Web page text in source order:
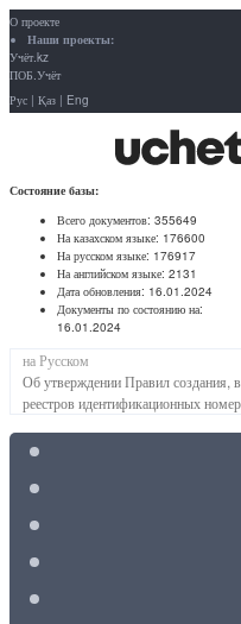
О проекте
Наши проекты:
Учёт.kz
ПОБ.Учёт
Рус | Қаз | Eng
Состояние базы:
Всего документов: 355649
На казахском языке: 176600
На русском языке: 176917
На английском языке: 2131
Дата обновления: 16.01.2024
Документы по состоянию на:
16.01.2024
на Русском
Об утверждении Правил создания,
реестров идентификационных